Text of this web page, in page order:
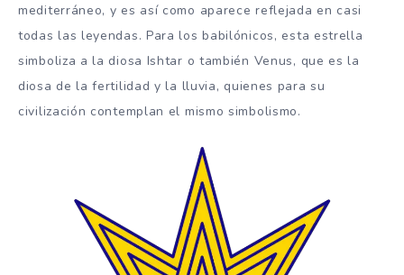
mediterráneo, y es así como aparece reflejada en casi
todas las leyendas. Para los babilónicos, esta estrella
simboliza a la diosa Ishtar o también Venus, que es la
diosa de la fertilidad y la lluvia, quienes para su
civilización contemplan el mismo simbolismo.